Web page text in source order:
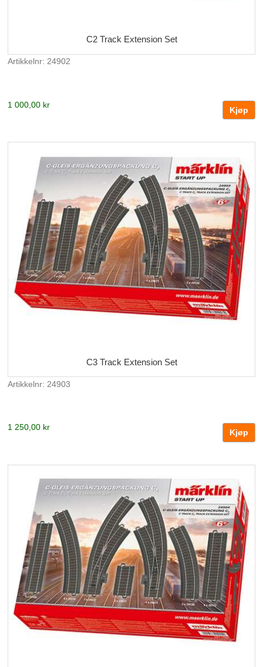
C2 Track Extension Set
Artikkelnr: 24902
1 000,00 kr
C3 Track Extension Set
Artikkelnr: 24903
1 250,00 kr